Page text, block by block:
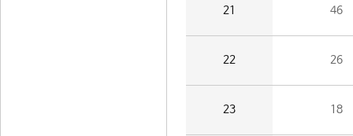
21 46
22 26
23 18